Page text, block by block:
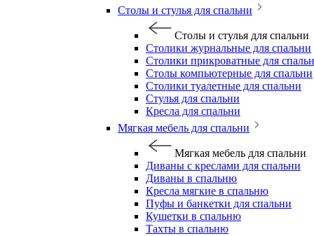
Столы и стулья для спальни
Столы и стулья для спальни
Столики журнальные для спальни
Столики прикроватные для
Столы компьютерные для спальни
Столики туалетные для спальни
Стулья для спальни
Кресла для спальни
Мягкая мебель для спальни
Мягкая мебель для спальни
Диваны с креслами для спальни
Диваны в спальню
Кресла мягкие в спальню
Пуфы и банкетки для спальни
Кушетки в спальню
Тахты в спальню